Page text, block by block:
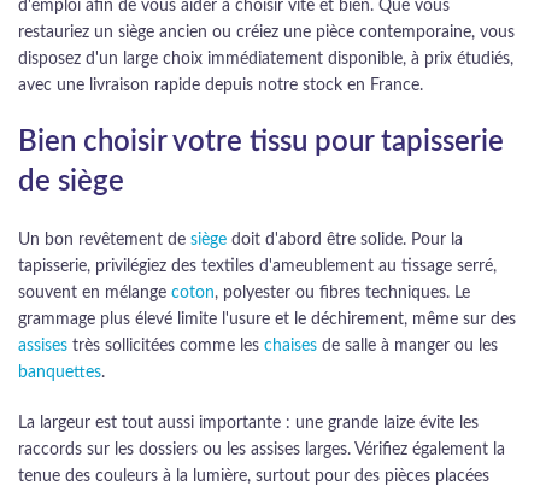
d'emploi afin de vous aider à choisir vite et bien. Que vous
restauriez un siège ancien ou créiez une pièce contemporaine, vous
disposez d'un large choix immédiatement disponible, à prix étudiés,
avec une livraison rapide depuis notre stock en France.
Bien choisir votre tissu pour tapisserie
de siège
Un bon revêtement de siège doit d'abord être solide. Pour la
tapisserie, privilégiez des textiles d'ameublement au tissage serré,
souvent en mélange coton, polyester ou fibres techniques. Le
grammage plus élevé limite l'usure et le déchirement, même sur des
assises très sollicitées comme les chaises de salle à manger ou les
banquettes.
La largeur est tout aussi importante : une grande laize évite les
raccords sur les dossiers ou les assises larges. Vérifiez également la
tenue des couleurs à la lumière, surtout pour des pièces placées